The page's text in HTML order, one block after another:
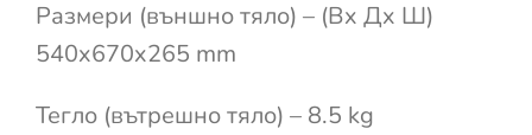
Размери (външно тяло) – (Вx Дx Ш)
540x670x265 mm
Тегло (вътрешно тяло) – 8.5 kg